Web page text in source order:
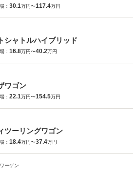
： 30.1万円〜117.4万円
シャトルハイブリッド
： 16.8万円〜40.2万円
ワゴン
： 22.1万円〜154.5万円
ツーリングワゴン
： 18.4万円〜37.4万円
ーゲン